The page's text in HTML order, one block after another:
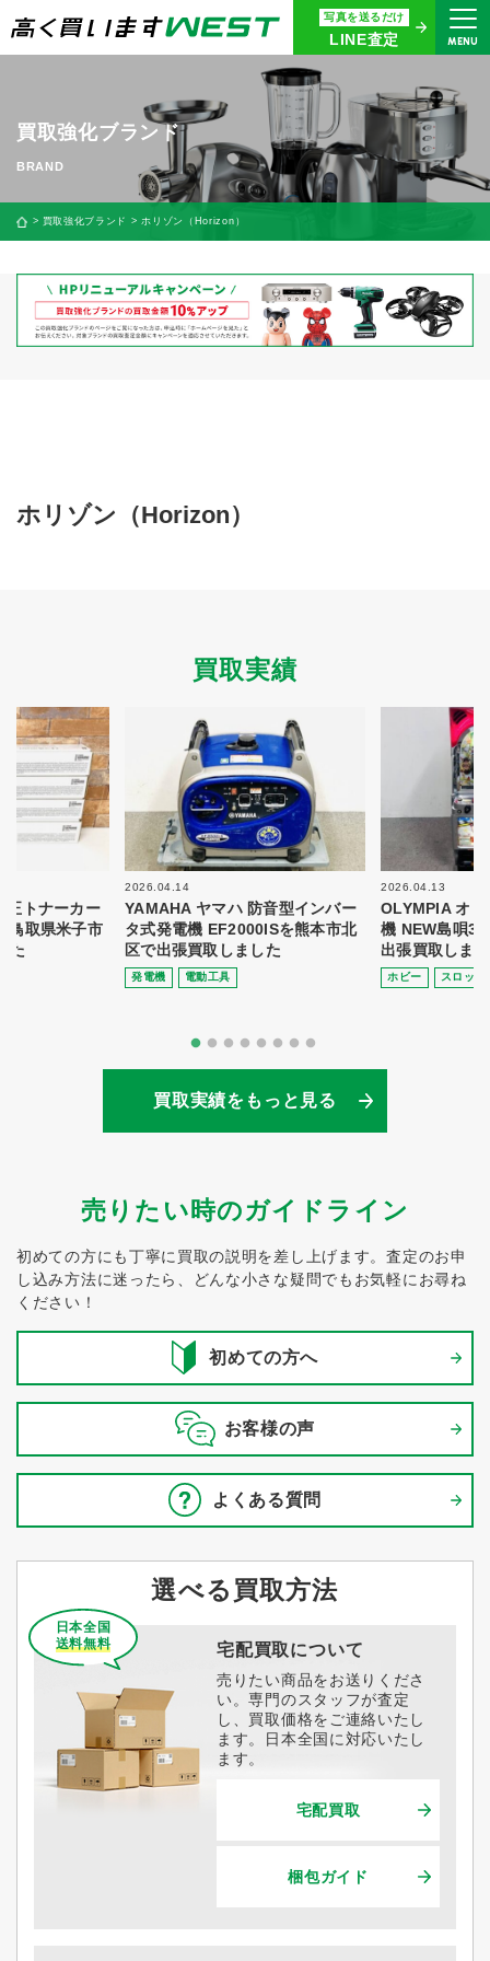
写真を送るだけ
LINE査定 MENU
まずはお気軽にお問い合わせ・
査定をご依頼ください
買取専用ダイヤル
0120-914-094
9:00〜18:30(年中無休)
24時間365日受付
買取に関する質問や相談もすぐにできて便利
簡単操作！LINE査定
新着情報
プライバシーポリシー
規約・同意書
本人確認書類アップロード
梱包
ガイド
法人の
お客様へ
買取強化ブランド
買取強化ブランド ホリゾン（Horizon）
ホリゾン（Horizon）
買取実績
トナーカー
鳥取県米子市
た
2026.04.14
YAMAHA ヤマハ 防音型インバー
タ式発電機 EF2000ISを熊本市北
区で出張買取しました
発電機 電動⼯具
2026.04.13
OLYMPIA オ
機 NEW島唄
出張買取しま
ホビー スロット
買取実績をもっと見る
売りたい時のガイドライン
初めての方にも丁寧に買取の説明を差し上げます。査定のお申
し込み方法に迷ったら、どんな小さな疑問でもお気軽にお尋ね
ください！
初めての方へ
お客様の声
よくある質問
選べる買取方法
宅配買取について
日本全国
送料無料
売りたい商品をお送りくださ
い。専門のスタッフが査定
し、買取価格をご連絡いたし
ます。日本全国に対応いたし
ます。
宅配買取
梱包ガイド